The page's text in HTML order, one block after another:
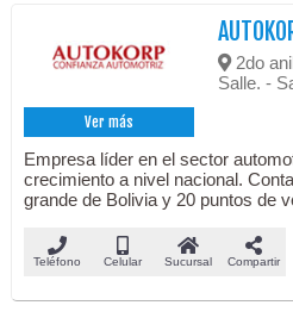
Ver más
2do
Salle. -
Empresa líder en el sector
crecimiento a nivel nacional.
grande de Bolivia y 20 puntos de
Teléfono Celular Sucursal Compartir